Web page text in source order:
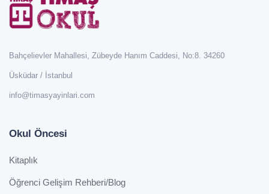
Bahçelievler Mahallesi, Zübeyde Hanım Caddesi, No:8. 34260
Üsküdar / İstanbul
info@timasyayinlari.com
Okul Öncesi
Kitaplık
Öğrenci Gelişim Rehberi/Blog